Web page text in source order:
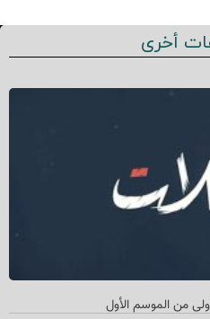
أخرى
من الموسم الأول